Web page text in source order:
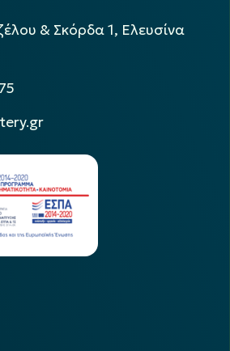
& Σκόρδα 1, Ελευσίνα